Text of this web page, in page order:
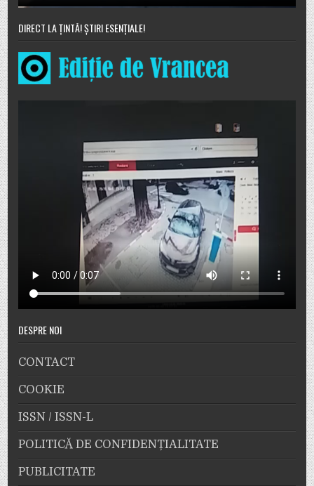
DIRECT LA ȚINTĂ! ȘTIRI ESENȚIALE!
DESPRE NOI
CONTACT
COOKIE
ISSN / ISSN-L
POLITICĂ DE CONFIDENȚIALITATE
PUBLICITATE